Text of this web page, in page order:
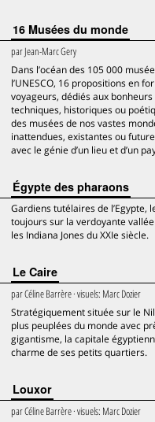
16 Musées du monde
parJean-Marc Gery
Dans l’océan des 105 000
l’UNESCO, 16 propositions en
voyageurs, dédiés aux
techniques, historiques ou
des musées de nos vastes
inattendues, existantes ou
avec le génie d’un lieu et d’un
Égypte des pharaons
Gardiens tutélaires de
toujours sur la verdoyante
les Indiana Jones du XXIe siècle.
Le Caire
parCéline Barrère· visuels: Marc Dozier
Stratégiquement située sur le
plus peuplées du monde avec
gigantisme, la capitale
charme de ses petits quartiers.
Louxor
parCéline Barrère· visuels: Marc Dozier